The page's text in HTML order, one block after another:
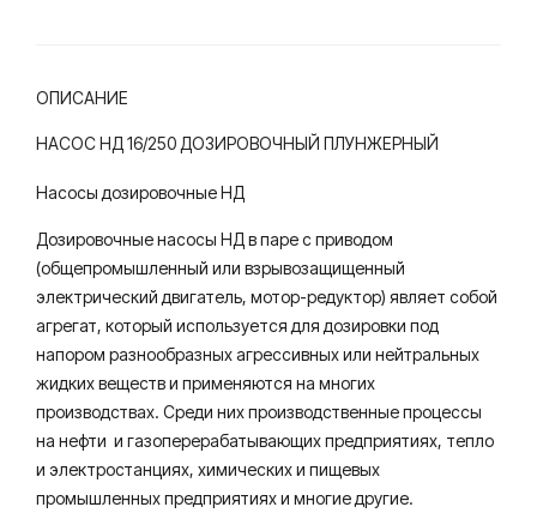
ОПИСАНИЕ
НАСОС НД 16/250 ДОЗИРОВОЧНЫЙ ПЛУНЖЕРНЫЙ
Насосы дозировочные НД
Дозировочные насосы НД в паре с приводом
(общепромышленный или взрывозащищенный
электрический двигатель, мотор-редуктор) являет собой
агрегат, который используется для дозировки под
напором разнообразных агрессивных или нейтральных
жидких веществ и применяются на многих
производствах. Среди них производственные процессы
на нефти и газоперерабатывающих предприятиях, тепло
и электростанциях, химических и пищевых
промышленных предприятиях и многие другие.